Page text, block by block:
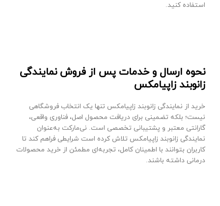
استفاده کنید.
نحوه ارسال و خدمات پس از فروش نمایندگی
زانوبند زاپیامکس
خرید از نمایندگی زانوبند زاپیامکس تنها یک انتخاب فروشگاهی
نیست؛ بلکه تضمینی برای دریافت محصول اصل، فناوری واقعی،
گارانتی معتبر و پشتیبانی تخصصی است. نی‌مارکت به‌عنوان
نمایندگی زانوبند زاپیامکس تلاش کرده است شرایطی فراهم کند تا
کاربران بتوانند با اطمینان کامل، تجربه‌ای مطمئن از خرید محصولات
درمانی داشته باشند.